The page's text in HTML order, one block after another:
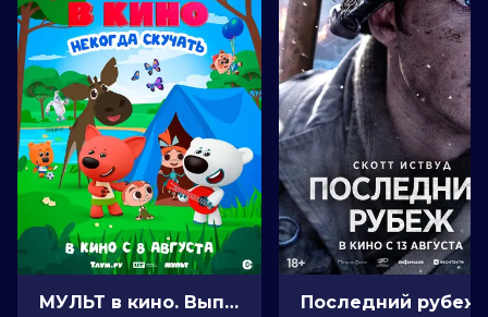
МУЛЬТ в кино. Выпуск №198. Некогда скучать (0+)